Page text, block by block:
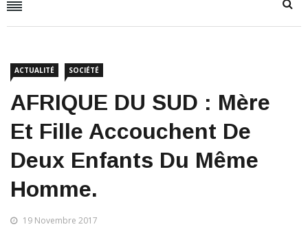
ACTUALITÉ SOCIÉTÉ
​AFRIQUE DU SUD : Mère
Et Fille Accouchent De
Deux Enfants Du Même
Homme.
19 Novembre 2017